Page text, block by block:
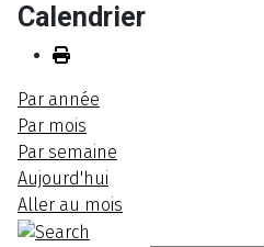
Calendrier
Par année
Par mois
Par semaine
Aujourd'hui
Aller au mois